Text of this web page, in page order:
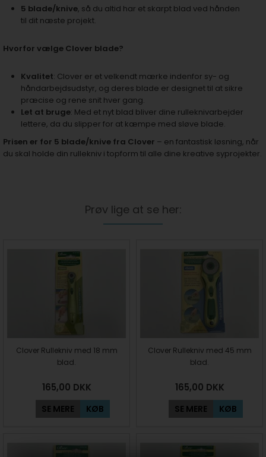
5 blade/knive, så du altid har et skarpt blad ved hånden
til dit næste projekt.
Hvorfor vælge Clover blade?
Kvalitet: Clover er et velkendt mærke indenfor sy- og
håndarbejdsudstyr, og deres blade er designet til at sikre
præcise og rene snit hver gang.
Let at bruge: Med et nyt blad bliver dine rulleknivarbejder
lettere, da du slipper for at kæmpe med sløve blade.
Prisen er for 5 blade/knive fra Clover – en fantastisk løsning, når
du skal holde din rullekniv i topform til alle dine kreative syprojekter.
Prøv lige at se her:
Clover Rullekniv med 18 mm
blad.
165,00 DKK
SE MERE KØB
Clover Rullekniv med 45 mm
blad.
165,00 DKK
SE MERE KØB